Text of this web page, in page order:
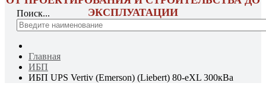
ЭКСПЛУАТАЦИИ
Поиск...
Главная
ИБП
ИБП UPS Vertiv (Emerson) (Liebert) 80-eXL 300кВа